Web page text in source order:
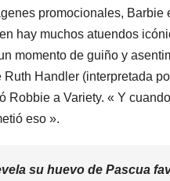
promocionales,
hay muchos atuendos
momento de guiño y
Handler (interpretada
Robbie a Variety. « Y
eso ».
su huevo de Pascua